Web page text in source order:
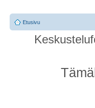
Etusivu